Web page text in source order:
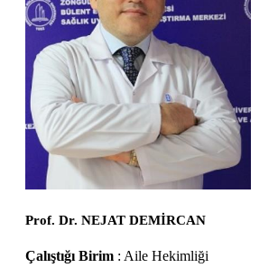
Prof. Dr. NEJAT DEMİRCAN
Çalıştığı Birim : Aile Hekimliği